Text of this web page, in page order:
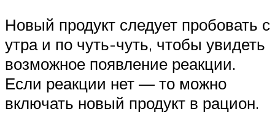
Новый продукт следует пробовать с
утра и по чуть-чуть, чтобы увидеть
возможное появление реакции.
Если реакции нет — то можно
включать новый продукт в рацион.